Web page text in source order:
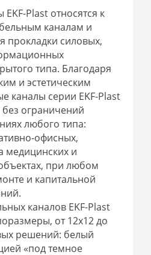
Plast относятся к
каналам и
прокладки силовых,
типа. Благодаря
и эстетическим
каналы серии EKF-Plast
без ограничений
любого типа:
офисных,
и
при любом
и капитальной
каналов EKF-Plast
от 12x12 до
решений: белый
«под темное